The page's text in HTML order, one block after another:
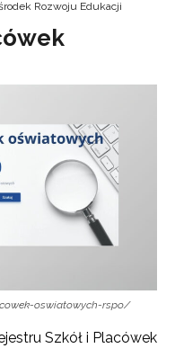
Rozwoju Edukacji
oswiatowych-rspo/
Szkół i Placówek